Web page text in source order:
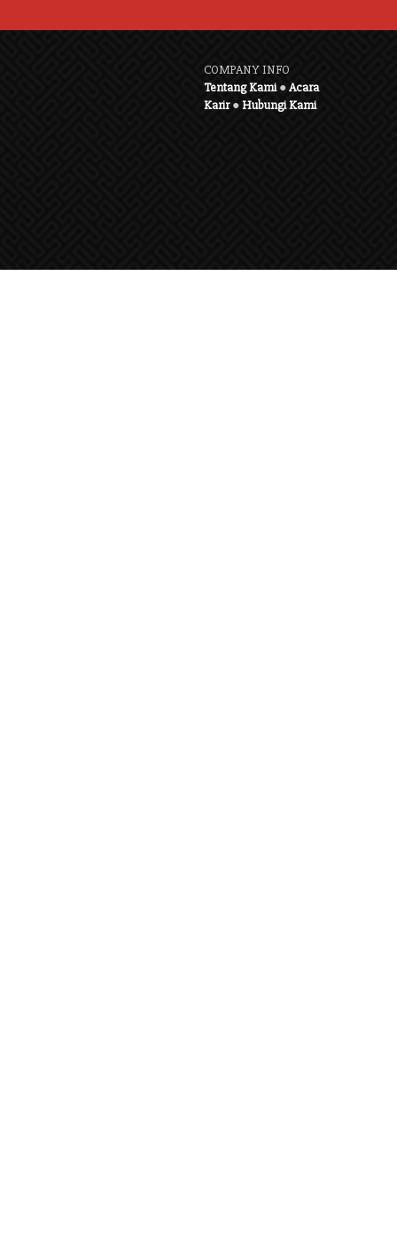
COMPANY INFO
Tentang Kami●Acara
Karir●Hubungi Kami